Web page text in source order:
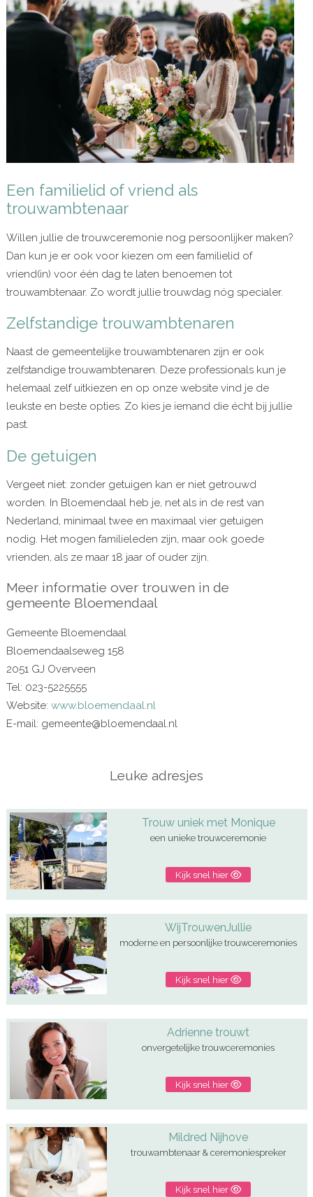
Een familielid of vriend als
trouwambtenaar
Willen jullie de trouwceremonie nog persoonlijker maken?
Dan kun je er ook voor kiezen om een familielid of
vriend(in) voor één dag te laten benoemen tot
trouwambtenaar. Zo wordt jullie trouwdag nóg specialer.
Zelfstandige trouwambtenaren
Naast de gemeentelijke trouwambtenaren zijn er ook
zelfstandige trouwambtenaren. Deze professionals kun je
helemaal zelf uitkiezen en op onze website vind je de
leukste en beste opties. Zo kies je iemand die écht bij jullie
past.
De getuigen
Vergeet niet: zonder getuigen kan er niet getrouwd
worden. In Bloemendaal heb je, net als in de rest van
Nederland, minimaal twee en maximaal vier getuigen
nodig. Het mogen familieleden zijn, maar ook goede
vrienden, als ze maar 18 jaar of ouder zijn.
Meer informatie over trouwen in de
gemeente Bloemendaal
Gemeente Bloemendaal
Bloemendaalseweg 158
2051 GJ Overveen
Tel: 023-5225555
Website: www.bloemendaal.nl
E-mail: gemeente@bloemendaal.nl
Leuke adresjes
Trouw uniek met Monique
een unieke trouwceremonie
Kijk snel hier
WijTrouwenJullie
moderne en persoonlijke trouwceremonies
Kijk snel hier
Adrienne trouwt
onvergetelijke trouwceremonies
Kijk snel hier
Mildred Nijhove
trouwambtenaar & ceremoniespreker
Kijk snel hier